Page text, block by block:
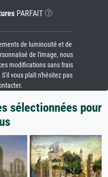
PARFAIT
de luminosité et de
de l'image, nous
modifications sans frais
vous plaît n'hésitez pas
sélectionnées pour